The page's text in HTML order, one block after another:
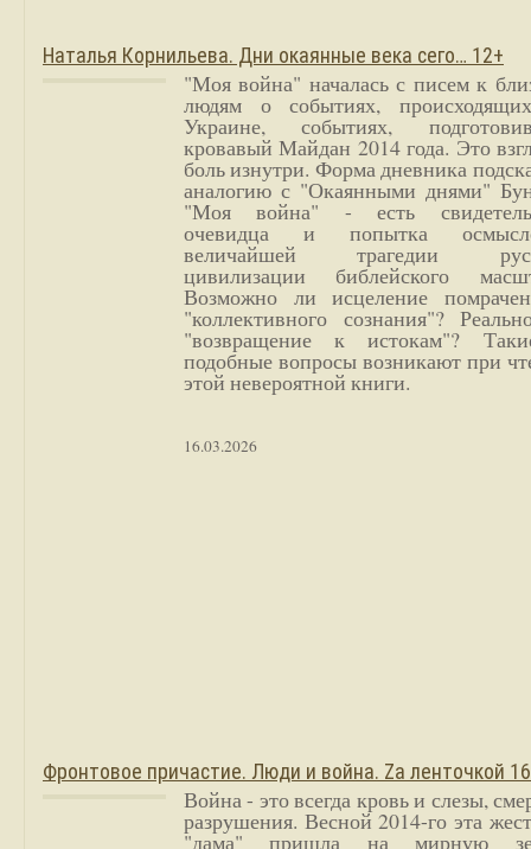
Наталья Корнильева. Дни окаянные века сего… 12+
"Моя война" началась с писем к
людям о событиях,
Украине, событиях,
кровавый Майдан 2014 года. Это
боль изнутри. Форма дневника
аналогию с "Окаянными днями"
"Моя война" - есть
очевидца и попытка
величайшей трагедии
цивилизации библейского
Возможно ли исцеление
"коллективного сознания"?
"возвращение к истокам"?
подобные вопросы возникают при
этой невероятной книги.
16.03.2026
Фронтовое причастие. Люди и война. Zа ленточкой
Война - это всегда кровь и слезы,
разрушения. Весной 2014-го эта
"дама" пришла на мирную